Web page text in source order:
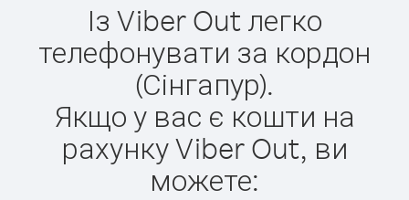
Із Viber Out легко
телефонувати за кордон
(Сінгапур).
Якщо у вас є кошти на
рахунку Viber Out, ви
можете: